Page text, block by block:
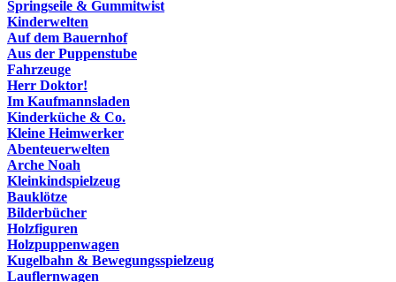
Springseile & Gummitwist
Kinderwelten
Auf dem Bauernhof
Aus der Puppenstube
Fahrzeuge
Herr Doktor!
Im Kaufmannsladen
Kinderküche & Co.
Kleine Heimwerker
Abenteuerwelten
Arche Noah
Kleinkindspielzeug
Bauklötze
Bilderbücher
Holzfiguren
Holzpuppenwagen
Kugelbahn & Bewegungsspielzeug
Lauflernwagen